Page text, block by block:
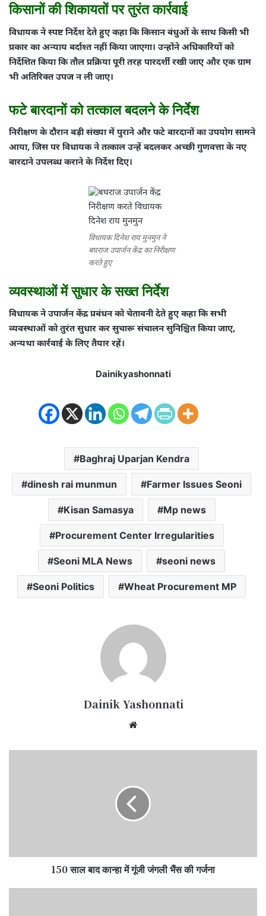
किसानों की शिकायतों पर तुरंत कार्रवाई
विधायक ने स्पष्ट निर्देश देते हुए कहा कि किसान बंधुओं के साथ किसी भी
प्रकार का अन्याय बर्दाश्त नहीं किया जाएगा। उन्होंने अधिकारियों को
निर्देशित किया कि तौल प्रक्रिया पूरी तरह पारदर्शी रखी जाए और एक ग्राम
भी अतिरिक्त उपज न ली जाए।
फटे बारदानों को तत्काल बदलने के निर्देश
निरीक्षण के दौरान बड़ी संख्या में पुराने और फटे बारदानों का उपयोग सामने
आया, जिस पर विधायक ने तत्काल उन्हें बदलकर अच्छी गुणवत्ता के नए
बारदाने उपलब्ध कराने के निर्देश दिए।
विधायक दिनेश राय मुनमुन ने
बघराज उपार्जन केंद्र का निरीक्षण
करते हुए
व्यवस्थाओं में सुधार के सख्त निर्देश
विधायक ने उपार्जन केंद्र प्रबंधन को चेतावनी देते हुए कहा कि सभी
व्यवस्थाओं को तुरंत सुधार कर सुचारू संचालन सुनिश्चित किया जाए,
अन्यथा कार्रवाई के लिए तैयार रहें।
Dainikyashonnati
Baghraj Uparjan Kendra
dinesh rai munmun Farmer Issues Seoni
Kisan Samasya Mp news
Procurement Center Irregularities
Seoni MLA News seoni news
Seoni Politics Wheat Procurement MP
Dainik Yashonnati
की
150 साल बाद कान्हा में गूंजी जंगली भैंस की गर्जना